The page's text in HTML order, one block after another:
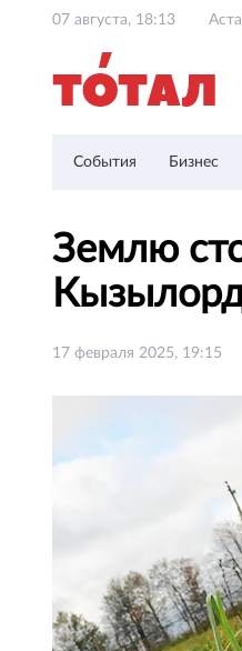
07 августа, 18:13
События Бизнес
Землю
17 февраля 2025, 19:15